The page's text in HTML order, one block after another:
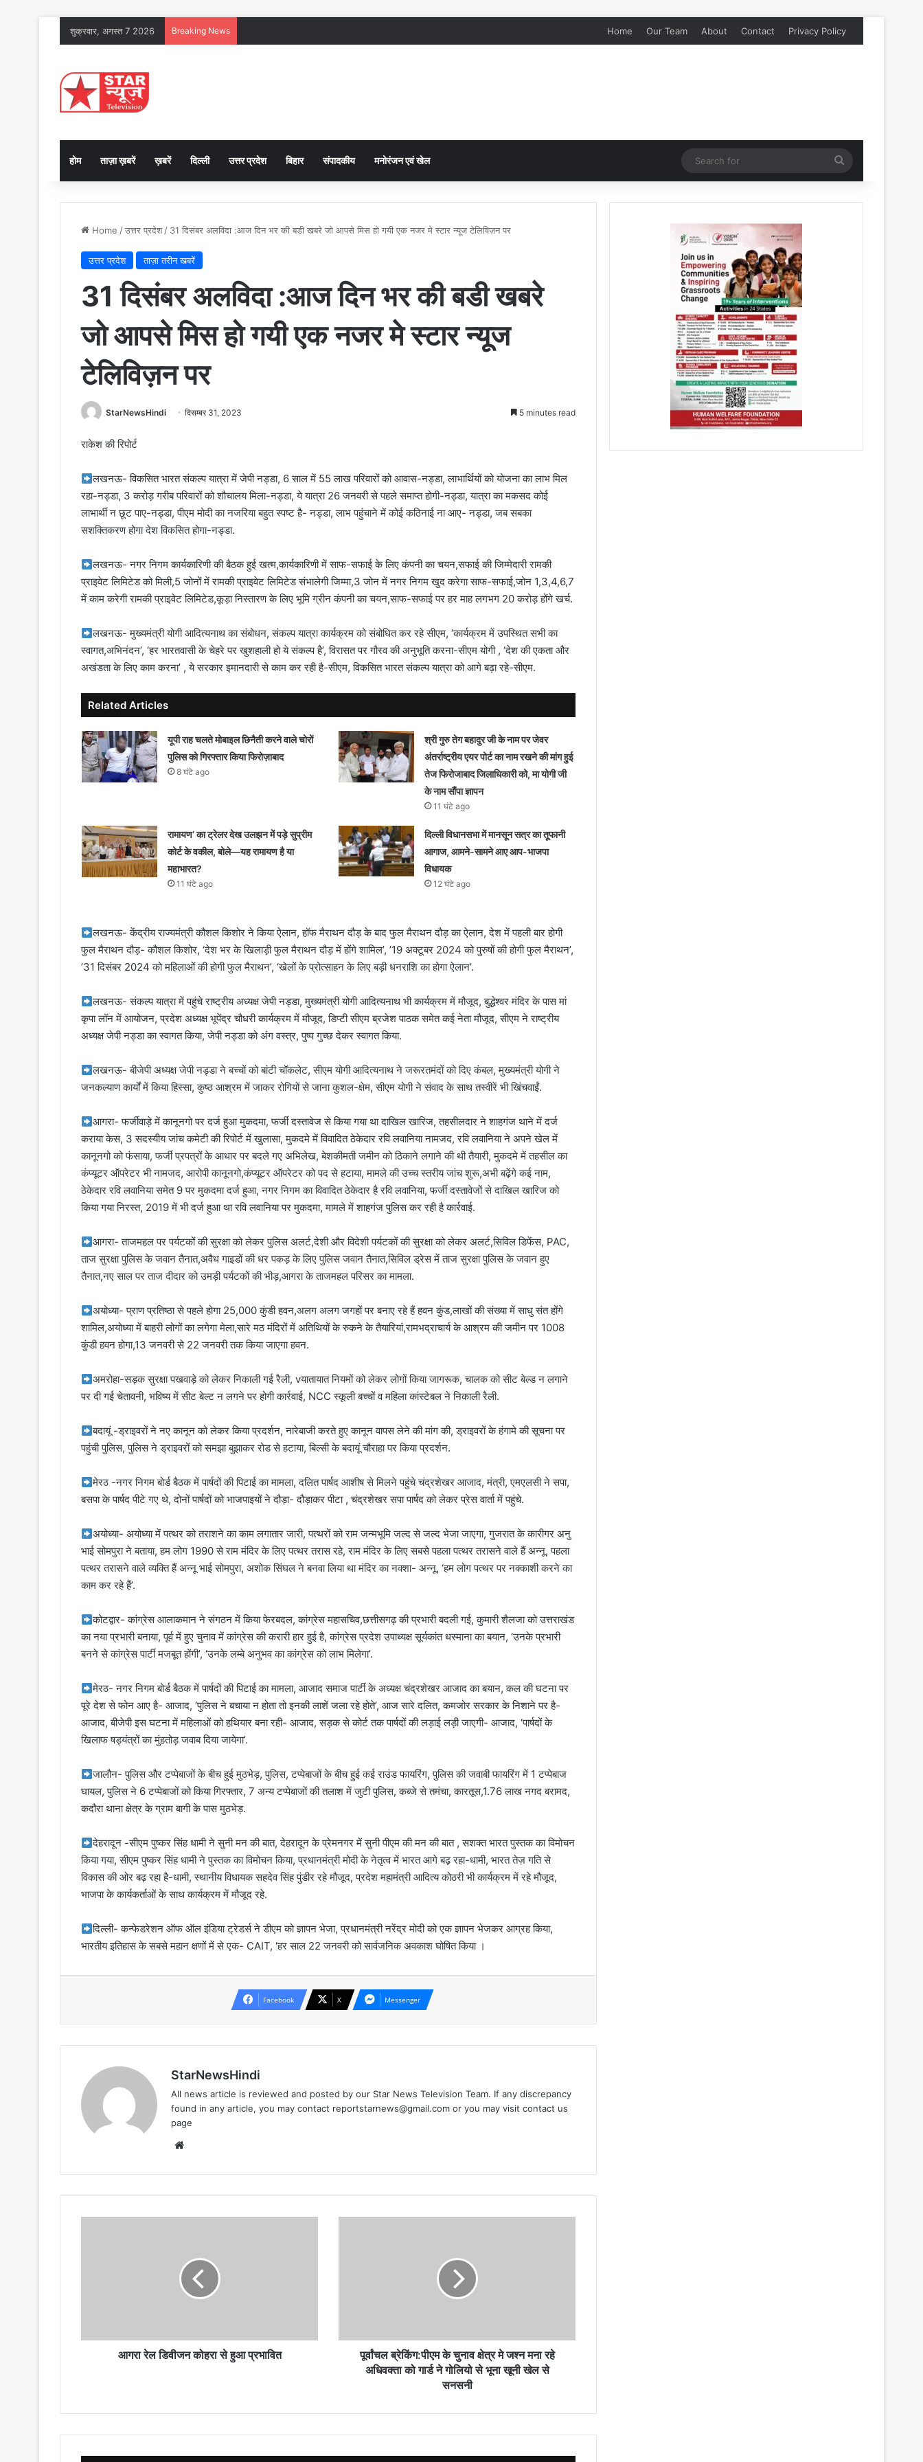
शुक्रवार, अगस्त 7 2026 Breaking News Home Our Team About Contact Privacy Policy
होम ताज़ा ख़बरें ख़बरें दिल्ली उत्तर प्रदेश बिहार संपादकीय मनोरंजन एवं खेल
for
Home /उत्तर प्रदेश / 31 दिसंबर अलविदा :आज दिन भर की बडी खबरे जो आपसे मिस हो गयी एक नजर मे स्टार न्यूज टेलिविज़न पर
उत्तर प्रदेश ताज़ा तरीन खबरें
31 दिसंबर अलविदा :आज दिन भर की बडी खबरे
जो आपसे मिस हो गयी एक नजर मे स्टार न्यूज
टेलिविज़न पर
StarNewsHindi दिसम्बर 31, 2023 5 minutes read
राकेश की रिपोर्ट
लखनऊ- विकसित भारत संकल्प यात्रा में जेपी नड्डा, 6 साल में 55 लाख परिवारों को आवास-नड्डा, लाभार्थियों को योजना का लाभ मिल
रहा-नड्डा, 3 करोड़ गरीब परिवारों को शौचालय मिला-नड्डा, ये यात्रा 26 जनवरी से पहले समाप्त होगी-नड्डा, यात्रा का मकसद कोई
लाभार्थी न छूट पाए-नड्डा, पीएम मोदी का नजरिया बहुत स्पष्ट है- नड्डा, लाभ पहुंचाने में कोई कठिनाई ना आए- नड्डा, जब सबका
सशक्तिकरण होगा देश विकसित होगा-नड्डा.
लखनऊ- नगर निगम कार्यकारिणी की बैठक हुई खत्म,कार्यकारिणी में साफ-सफाई के लिए कंपनी का चयन,सफाई की जिम्मेदारी रामकी
प्राइवेट लिमिटेड को मिली,5 जोनों में रामकी प्राइवेट लिमिटेड संभालेगी जिम्मा,3 जोन में नगर निगम खुद करेगा साफ-सफाई,जोन 1,3,4,6,7
में काम करेगी रामकी प्राइवेट लिमिटेड,कूड़ा निस्तारण के लिए भूमि ग्रीन कंपनी का चयन,साफ-सफाई पर हर माह लगभग 20 करोड़ होंगे खर्च.
लखनऊ- मुख्यमंत्री योगी आदित्यनाथ का संबोधन, संकल्प यात्रा कार्यक्रम को संबोधित कर रहे सीएम, ‘कार्यक्रम में उपस्थित सभी का
स्वागत,अभिनंदन’, ‘हर भारतवासी के चेहरे पर खुशहाली हो ये संकल्प है’, विरासत पर गौरव की अनुभूति करना-सीएम योगी , ‘देश की एकता और
अखंडता के लिए काम करना’ , ये सरकार इमानदारी से काम कर रही है-सीएम, विकसित भारत संकल्प यात्रा को आगे बढ़ा रहे-सीएम.
Related Articles
यूपी राह चलते मोबाइल छिनैती करने वाले चोरों
पुलिस को गिरफ्तार किया फिरोज़ाबाद
8 घंटे ago
श्री गुरु तेग बहादुर जी के नाम पर जेवर
अंतर्राष्ट्रीय एयर पोर्ट का नाम रखने की मांग हुई
तेज फिरोजाबाद जिलाधिकारी को, मा योगी जी
के नाम सौंपा ज्ञापन
11 घंटे ago
रामायण’ का ट्रेलर देख उलझन में पड़े सुप्रीम
कोर्ट के वकील, बोले—यह रामायण है या
महाभारत?
11 घंटे ago
दिल्ली विधानसभा में मानसून सत्र का तूफानी
आगाज, आमने-सामने आए आप-भाजपा
विधायक
12 घंटे ago
लखनऊ- केंद्रीय राज्यमंत्री कौशल किशोर ने किया ऐलान, हॉफ मैराथन दौड़ के बाद फुल मैराथन दौड़ का ऐलान, देश में पहली बार होगी
फुल मैराथन दौड़- कौशल किशोर, ‘देश भर के खिलाड़ी फुल मैराथन दौड़ में होंगे शामिल’, ’19 अक्टूबर 2024 को पुरुषों की होगी फुल मैराथन’,
’31 दिसंबर 2024 को महिलाओं की होगी फुल मैराथन’, ‘खेलों के प्रोत्साहन के लिए बड़ी धनराशि का होगा ऐलान’.
लखनऊ- संकल्प यात्रा में पहुंचे राष्ट्रीय अध्यक्ष जेपी नड्डा, मुख्यमंत्री योगी आदित्यनाथ भी कार्यक्रम में मौजूद, बुद्धेश्वर मंदिर के पास मां
कृपा लॉन में आयोजन, प्रदेश अध्यक्ष भूपेंद्र चौधरी कार्यक्रम में मौजूद, डिप्टी सीएम ब्रजेश पाठक समेत कई नेता मौजूद, सीएम ने राष्ट्रीय
अध्यक्ष जेपी नड्डा का स्वागत किया, जेपी नड्डा को अंग वस्त्र, पुष्प गुच्छ देकर स्वागत किया.
लखनऊ- बीजेपी अध्यक्ष जेपी नड्डा ने बच्चों को बांटी चॉकलेट, सीएम योगी आदित्यनाथ ने जरूरतमंदों को दिए कंबल, मुख्यमंत्री योगी ने
जनकल्याण कार्यों में किया हिस्सा, कुष्ठ आश्रम में जाकर रोगियों से जाना कुशल-क्षेम, सीएम योगी ने संवाद के साथ तस्वीरें भी खिंचवाईं.
आगरा- फर्जीवाड़े में कानूनगो पर दर्ज हुआ मुकदमा, फर्जी दस्तावेज से किया गया था दाखिल खारिज, तहसीलदार ने शाहगंज थाने में दर्ज
कराया केस, 3 सदस्यीय जांच कमेटी की रिपोर्ट में खुलासा, मुकदमे में विवादित ठेकेदार रवि लवानिया नामजद, रवि लवानिया ने अपने खेल में
कानूनगो को फंसाया, फर्जी प्रपत्रों के आधार पर बदले गए अभिलेख, बेशकीमती जमीन को ठिकाने लगाने की थी तैयारी, मुकदमे में तहसील का
कंप्यूटर ऑपरेटर भी नामजद, आरोपी कानूनगो,कंप्यूटर ऑपरेटर को पद से हटाया, मामले की उच्च स्तरीय जांच शुरू,अभी बढ़ेंगे कई नाम,
ठेकेदार रवि लवानिया समेत 9 पर मुकदमा दर्ज हुआ, नगर निगम का विवादित ठेकेदार है रवि लवानिया, फर्जी दस्तावेजों से दाखिल खारिज को
किया गया निरस्त, 2019 में भी दर्ज हुआ था रवि लवानिया पर मुकदमा, मामले में शाहगंज पुलिस कर रही है कार्रवाई.
आगरा- ताजमहल पर पर्यटकों की सुरक्षा को लेकर पुलिस अलर्ट,देशी और विदेशी पर्यटकों की सुरक्षा को लेकर अलर्ट,सिविल डिफेंस, PAC,
ताज सुरक्षा पुलिस के जवान तैनात,अवैध गाइडों की धर पकड़ के लिए पुलिस जवान तैनात,सिविल ड्रेस में ताज सुरक्षा पुलिस के जवान हुए
तैनात,नए साल पर ताज दीदार को उमड़ी पर्यटकों की भीड़,आगरा के ताजमहल परिसर का मामला.
अयोध्या- प्राण प्रतिष्ठा से पहले होगा 25,000 कुंडी हवन,अलग अलग जगहों पर बनाए रहे हैं हवन कुंड,लाखों की संख्या में साधु संत होंगे
शामिल,अयोध्या में बाहरी लोगों का लगेगा मेला,सारे मठ मंदिरों में अतिथियों के रुकने के तैयारियां,रामभद्राचार्य के आश्रम की जमीन पर 1008
कुंडी हवन होगा,13 जनवरी से 22 जनवरी तक किया जाएगा हवन.
अमरोहा-सड़क सुरक्षा पखवाड़े को लेकर निकाली गई रैली, vयातायात नियमों को लेकर लोगों किया जागरूक, चालक को सीट बेल्ड न लगाने
पर दी गई चेतावनी, भविष्य में सीट बेल्ट न लगने पर होगी कार्रवाई, NCC स्कूली बच्चों व महिला कांस्टेबल ने निकाली रैली.
बदायूं -ड्राइवरों ने नए कानून को लेकर किया प्रदर्शन, नारेबाजी करते हुए कानून वापस लेने की मांग की, ड्राइवरों के हंगामे की सूचना पर
पहुंची पुलिस, पुलिस ने ड्राइवरों को समझा बुझाकर रोड से हटाया, बिल्सी के बदायूं चौराहा पर किया प्रदर्शन.
मेरठ -नगर निगम बोर्ड बैठक में पार्षदों की पिटाई का मामला, दलित पार्षद आशीष से मिलने पहुंचे चंद्रशेखर आजाद, मंत्री, एमएलसी ने सपा,
बसपा के पार्षद पीटे गए थे, दोनों पार्षदों को भाजपाइयों ने दौड़ा- दौड़ाकर पीटा , चंद्रशेखर सपा पार्षद को लेकर प्रेस वार्ता में पहुंचे.
अयोध्या- अयोध्या में पत्थर को तराशने का काम लगातार जारी, पत्थरों को राम जन्मभूमि जल्द से जल्द भेजा जाएगा, गुजरात के कारीगर अनु
भाई सोमपुरा ने बताया, हम लोग 1990 से राम मंदिर के लिए पत्थर तरास रहे, राम मंदिर के लिए सबसे पहला पत्थर तरासने वाले हैं अन्नू, पहला
पत्थर तरासने वाले व्यक्ति हैं अन्नू भाई सोमपुरा, अशोक सिंघल ने बनवा लिया था मंदिर का नक्शा- अन्नू, ‘हम लोग पत्थर पर नक्काशी करने का
काम कर रहे हैं’.
कोटद्वार- कांग्रेस आलाकमान ने संगठन में किया फेरबदल, कांग्रेस महासचिव,छत्तीसगढ़ की प्रभारी बदली गई, कुमारी शैलजा को उत्तराखंड
का नया प्रभारी बनाया, पूर्व में हुए चुनाव में कांग्रेस की करारी हार हुई है, कांग्रेस प्रदेश उपाध्यक्ष सूर्यकांत धस्माना का बयान, ‘उनके प्रभारी
बनने से कांग्रेस पार्टी मजबूत होंगी’, ‘उनके लम्बे अनुभव का कांग्रेस को लाभ मिलेगा’.
मेरठ- नगर निगम बोर्ड बैठक में पार्षदों की पिटाई का मामला, आजाद समाज पार्टी के अध्यक्ष चंद्रशेखर आजाद का बयान, कल की घटना पर
पूरे देश से फोन आए है- आजाद, ‘पुलिस ने बचाया न होता तो इनकी लाशें जला रहे होते’, आज सारे दलित, कमजोर सरकार के निशाने पर है-
आजाद, बीजेपी इस घटना में महिलाओं को हथियार बना रही- आजाद, सड़क से कोर्ट तक पार्षदों की लड़ाई लड़ी जाएगी- आजाद, ‘पार्षदों के
खिलाफ षड्यंत्रों का मुंहतोड़ जवाब दिया जायेगा’.
जालौन- पुलिस और टप्पेबाजों के बीच हुई मुठभेड़, पुलिस, टप्पेबाजों के बीच हुई कई राउंड फायरिंग, पुलिस की जवाबी फायरिंग में 1 टप्पेबाज
घायल, पुलिस ने 6 टप्पेबाजों को किया गिरफ्तार, 7 अन्य टप्पेबाजों की तलाश में जुटी पुलिस, कब्जे से तमंचा, कारतूस,1.76 लाख नगद बरामद,
कदौरा थाना क्षेत्र के ग्राम बागी के पास मुठभेड़.
देहरादून -सीएम पुष्कर सिंह धामी ने सुनी मन की बात, देहरादून के प्रेमनगर में सुनी पीएम की मन की बात , सशक्त भारत पुस्तक का विमोचन
किया गया, सीएम पुष्कर सिंह धामी ने पुस्तक का विमोचन किया, प्रधानमंत्री मोदी के नेतृत्व में भारत आगे बढ़ रहा-धामी, भारत तेज़ गति से
विकास की ओर बढ़ रहा है-धामी, स्थानीय विधायक सहदेव सिंह पुंडीर रहे मौजूद, प्रदेश महामंत्री आदित्य कोठरी भी कार्यक्रम में रहे मौजूद,
भाजपा के कार्यकर्ताओं के साथ कार्यक्रम में मौजूद रहे.
दिल्ली- कन्फेडरेशन ऑफ ऑल इंडिया ट्रेडर्स ने डीएम को ज्ञापन भेजा, प्रधानमंत्री नरेंद्र मोदी को एक ज्ञापन भेजकर आग्रह किया,
भारतीय इतिहास के सबसे महान क्षणों में से एक- CAIT, ‘हर साल 22 जनवरी को सार्वजनिक अवकाश घोषित किया ।
Facebook X Messenger
StarNewsHindi
All news article is reviewed and posted by our Star News Television Team. If any discrepancy
found in any article, you may contact reportstarnews@gmail.com or you may visit contact us
page
आगरा रेल डिवीजन कोहरा से हुआ प्रभावित
रहे
अधिवक्ता
गोलियो
खूनी
पूर्वांचल ब्रेकिंग:पीएम के चुनाव क्षेत्र मे जश्न मना रहे
अधिवक्ता को गार्ड ने गोलियो से भूना खूनी खेल से
सनसनी